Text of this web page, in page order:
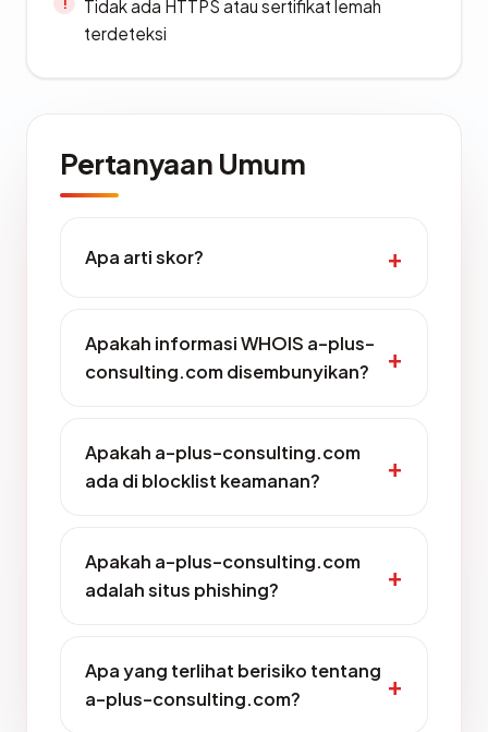
Tidak ada HTTPS atau sertifikat lemah
terdeteksi
Pertanyaan Umum
Apa arti skor?
Apakah informasi WHOIS a-plus-
consulting.com disembunyikan?
Apakah a-plus-consulting.com
ada di blocklist keamanan?
Apakah a-plus-consulting.com
adalah situs phishing?
Apa yang terlihat berisiko tentang
a-plus-consulting.com?